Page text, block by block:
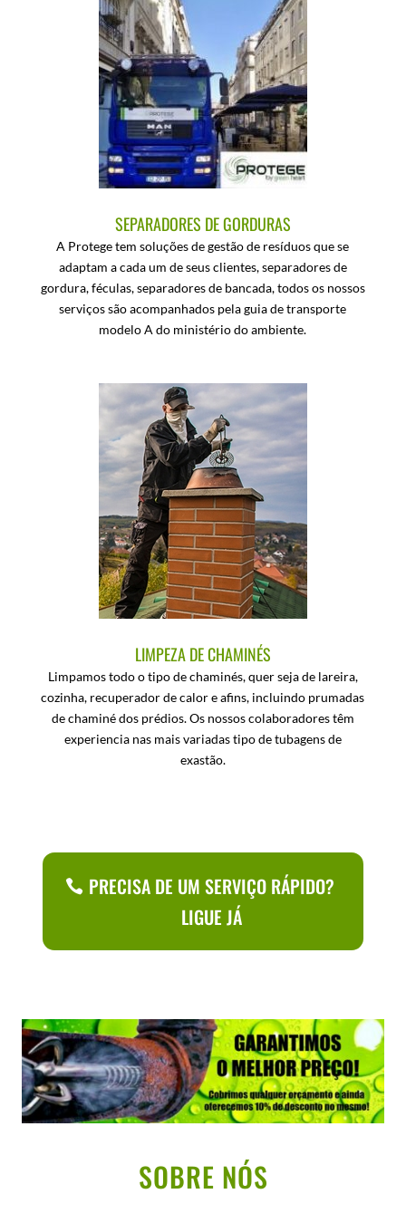
SEPARADORES DE GORDURAS
A Protege tem soluções de gestão de resíduos que se
adaptam a cada um de seus clientes, separadores de
gordura, féculas, separadores de bancada, todos os nossos
serviços são acompanhados pela guia de transporte
modelo A do ministério do ambiente.
LIMPEZA DE CHAMINÉS
Limpamos todo o tipo de chaminés, quer seja de lareira,
cozinha, recuperador de calor e afins, incluindo prumadas
de chaminé dos prédios.Os nossos colaboradores têm
experiencia nas mais variadas tipo de tubagens de
exastão.
PRECISA DE UM SERVIÇO RÁPIDO?
LIGUE JÁ
SOBRE NÓS